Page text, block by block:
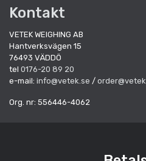
Kontakt
VETEK WEIGHING AB
Hantverksvägen 15
76493 VÄDDÖ
tel 0176-20 89 20
e-mail: info@vetek.se /
Org. nr: 556446-4062